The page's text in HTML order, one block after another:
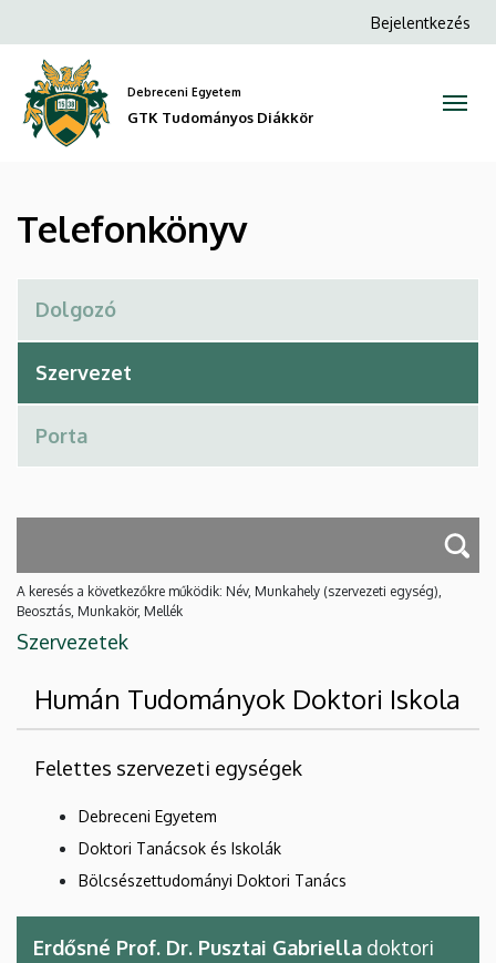
GTK
Tudományos
Diákkör
a
tartalomra
Anonim
Bejelentkezés
Debreceni Egyetem
GTK Tudományos Diákkör
Telefonkönyv
A keresés a következőkre működik: Név, Munkahely (szervezeti egység),
Beosztás, Munkakör, Mellék
Szervezetek
Humán Tudományok Doktori Iskola
Felettes szervezeti egységek
Debreceni Egyetem
Doktori Tanácsok és Iskolák
Bölcsészettudományi Doktori Tanács
Erdősné Prof. Dr. Pusztai Gabriella doktori